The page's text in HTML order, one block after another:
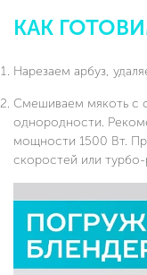
КАК
Нарезаем арбуз,
Смешиваем мякоть с
однородности.
мощности 1500 Вт.
скоростей или